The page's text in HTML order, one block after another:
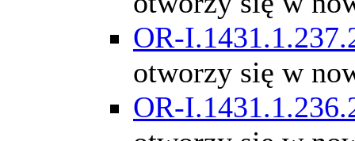
OR-
otworzy się w
OR-